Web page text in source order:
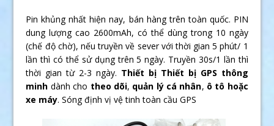
Pin khủng nhất hiện nay, bán hàng trên toàn quốc. PIN
dung lượng cao 2600mAh, có thể dùng trong 10 ngày
(chế độ chờ), nếu truyền về sever với thời gian 5 phút/ 1
lần thì có thể sử dụng trên 5 ngày. Truyền 30s/1 lần thì
thời gian từ 2-3 ngày. Thiết bị Thiết bị GPS thông
minh dành cho theo dõi, quản lý cá nhân, ô tô hoặc
xe máy. Sóng định vị vệ tinh toàn cầu GPS